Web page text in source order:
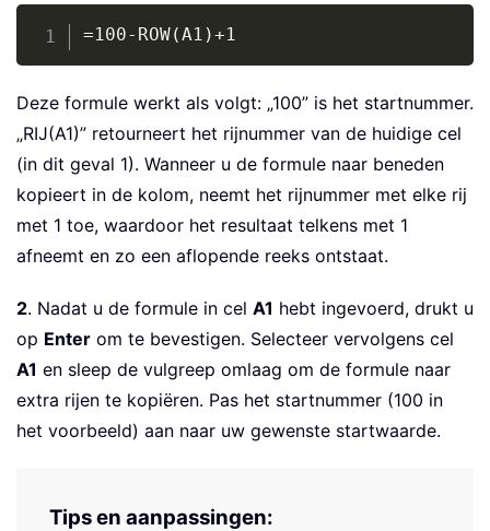
=100-ROW(A1)+1
Deze formule werkt als volgt: „100” is het startnummer.
„RIJ(A1)” retourneert het rijnummer van de huidige cel
(in dit geval 1). Wanneer u de formule naar beneden
kopieert in de kolom, neemt het rijnummer met elke rij
met 1 toe, waardoor het resultaat telkens met 1
afneemt en zo een aflopende reeks ontstaat.
2. Nadat u de formule in cel A1 hebt ingevoerd, drukt u
op Enter om te bevestigen. Selecteer vervolgens cel
A1 en sleep de vulgreep omlaag om de formule naar
extra rijen te kopiëren. Pas het startnummer (100 in
het voorbeeld) aan naar uw gewenste startwaarde.
Tips en aanpassingen: